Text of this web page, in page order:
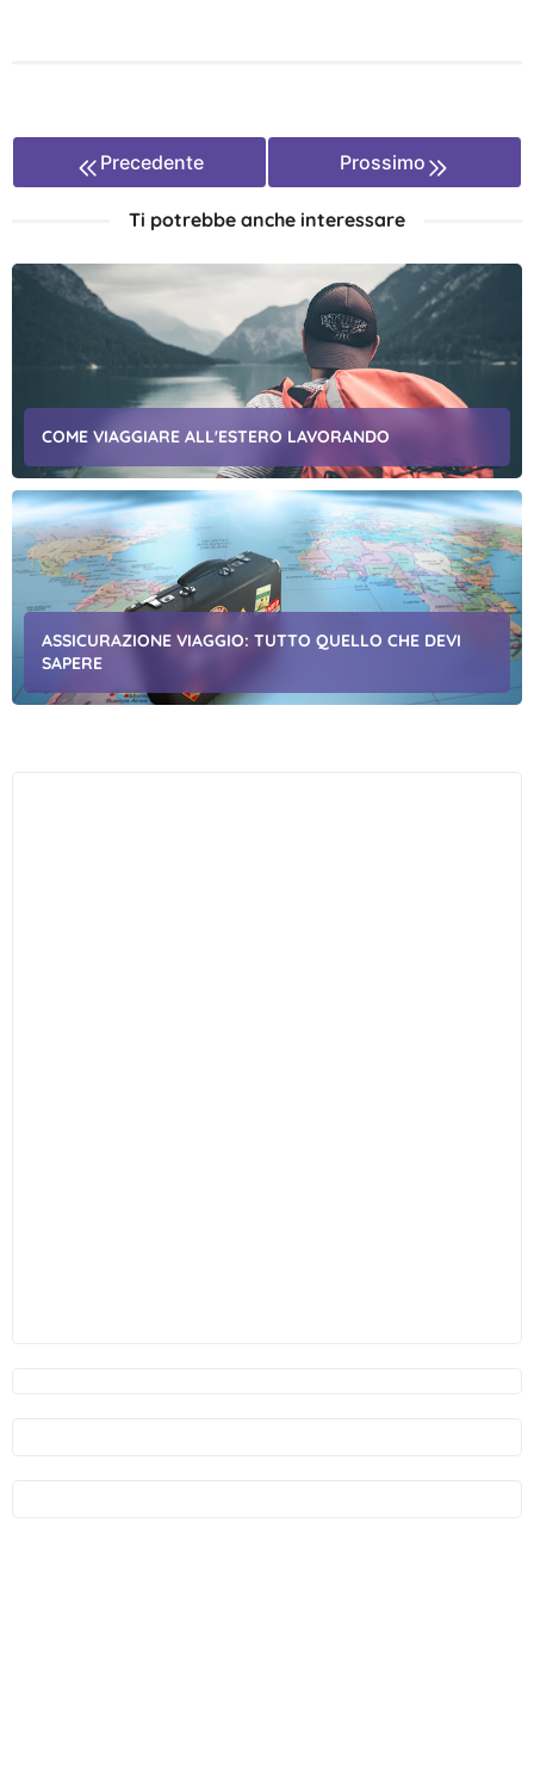
Precedente Prossimo
Ti potrebbe anche interessare
COME VIAGGIARE ALL'ESTERO LAVORANDO
ASSICURAZIONE VIAGGIO: TUTTO QUELLO CHE DEVI
SAPERE